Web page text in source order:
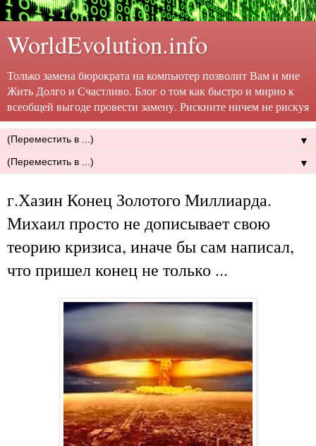
WorldEvolution.info
Только замена бюрократа на компьютер позволит Вам и мне
Жить Долго и Счастливо. Блог о том как быстро и мирно к
всеобщей выгоде провести замену. Рискните ничем не рискуя
▼
▼
г.Хазин Конец Золотого Миллиарда.
Михаил просто не дописывает свою
теорию кризиса, иначе бы сам написал,
что пришел конец не только ...